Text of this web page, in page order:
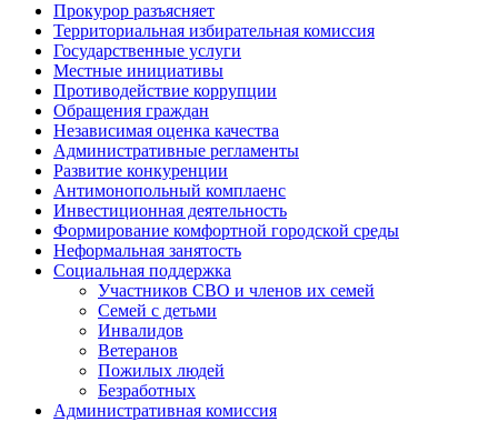
Прокурор разъясняет
Территориальная избирательная комиссия
Государственные услуги
Местные инициативы
Противодействие коррупции
Обращения граждан
Независимая оценка качества
Административные регламенты
Развитие конкуренции
Антимонопольный комплаенс
Инвестиционная деятельность
Формирование комфортной городской среды
Неформальная занятость
Социальная поддержка
Участников СВО и членов их семей
Семей с детьми
Инвалидов
Ветеранов
Пожилых людей
Безработных
Административная комиссия